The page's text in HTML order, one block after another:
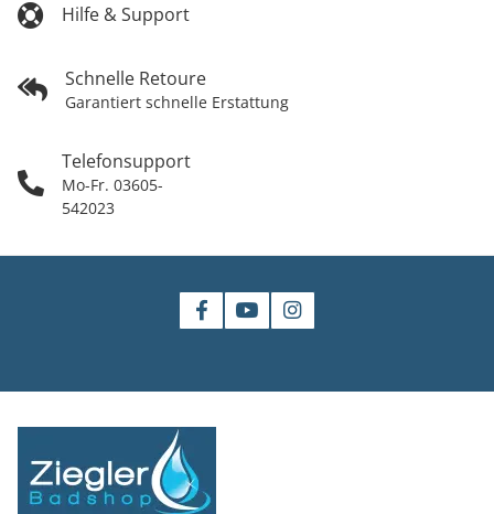
Hilfe & Support
Schnelle Retoure
Garantiert schnelle Erstattung
Telefonsupport
Mo-Fr. 03605-
542023